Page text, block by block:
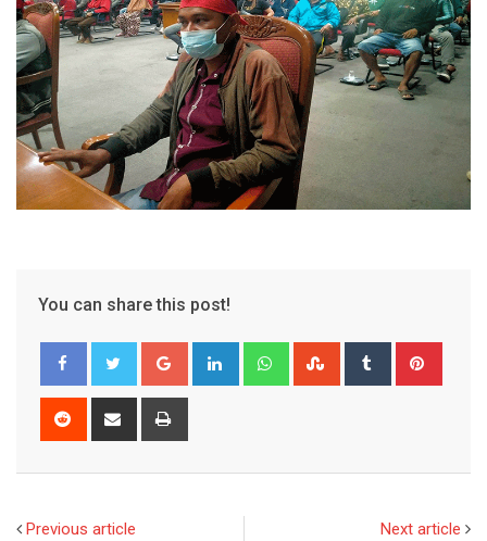
You can share this post!
Google+ LinkedIn WhatsappStumbleUpon
Tumblr
Reddit
Share
Previous article Next article